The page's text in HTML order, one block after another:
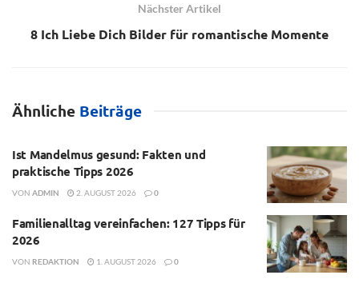
Nächster Artikel
8 Ich Liebe Dich Bilder für romantische Momente
Ähnliche Beiträge
Ist Mandelmus gesund: Fakten und
praktische Tipps 2026
VON ADMIN 2. AUGUST 2026 0
Familienalltag vereinfachen: 127 Tipps für
2026
VON REDAKTION 1. AUGUST 2026 0